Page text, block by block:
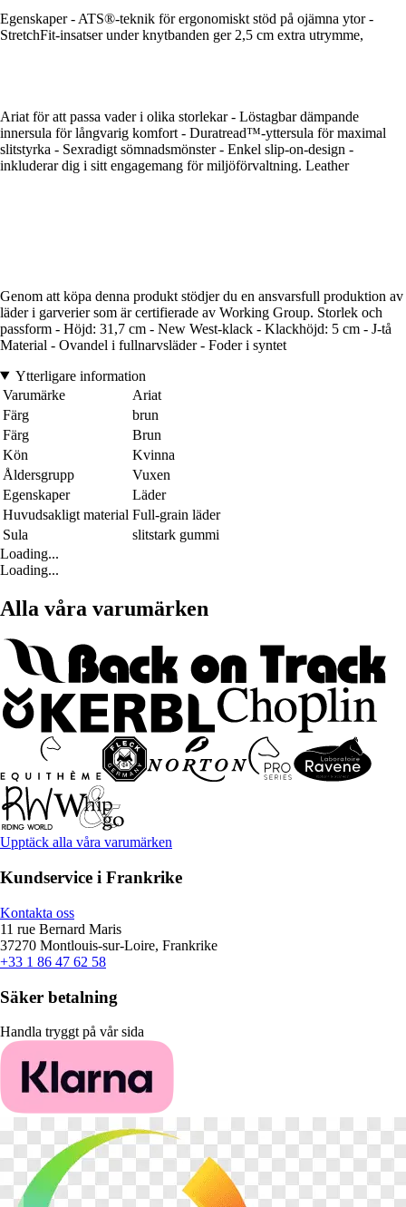
Egenskaper - ATS®-teknik för ergonomiskt stöd på ojämna ytor -
StretchFit-insatser under knytbanden ger 2,5 cm extra utrymme,
Ariat för att passa vader i olika storlekar - Löstagbar dämpande
innersula för långvarig komfort - Duratread™-yttersula för maximal
slitstyrka - Sexradigt sömnadsmönster - Enkel slip-on-design -
inkluderar dig i sitt engagemang för miljöförvaltning. Leather
Genom att köpa denna produkt stödjer du en ansvarsfull produktion av
läder i garverier som är certifierade av Working Group. Storlek och
passform - Höjd: 31,7 cm - New West-klack - Klackhöjd: 5 cm - J-tå
Material - Ovandel i fullnarvsläder - Foder i syntet
Ytterligare information
Varumärke
Ariat
Färg
brun
Färg
Brun
Kön
Kvinna
Åldersgrupp
Vuxen
Egenskaper
Läder
Huvudsakligt material Full-grain läder
Sula
slitstark gummi
Loading...
Loading...
Alla våra varumärken
Upptäck alla våra varumärken
Kundservice i Frankrike
Kontakta oss
11 rue Bernard Maris
37270 Montlouis-sur-Loire, Frankrike
+33 1 86 47 62 58
Säker betalning
Handla tryggt på vår sida